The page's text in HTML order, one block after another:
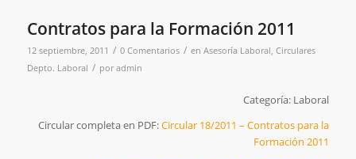
Contratos para la Formación 2011
12 septiembre, 2011 / 0 Comentarios / en Asesoría Laboral, Circulares
Depto. Laboral / poradmin
Categoría: Laboral
Circular completa en PDF:Circular 18/2011 – Contratos para la
Formación 2011